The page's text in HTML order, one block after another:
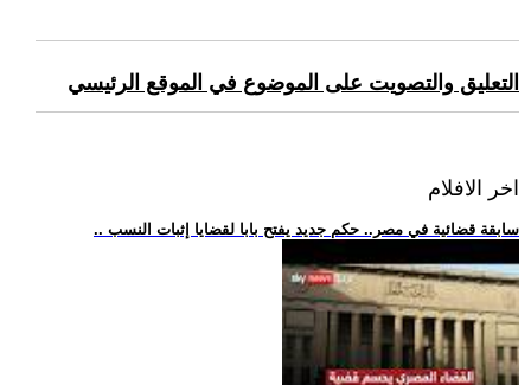
التعليق والتصويت على الموضوع في الموقع الرئيسي
اخر الافلام
.. سابقة قضائية في مصر.. حكم جديد يفتح بابا لقضايا إثبات النسب